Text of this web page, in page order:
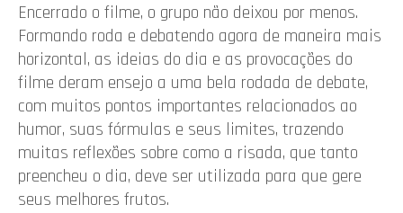
Encerrado o filme, o grupo não deixou por menos.
Formando roda e debatendo agora de maneira mais
horizontal, as ideias do dia e as provocações do
filme deram ensejo a uma bela rodada de debate,
com muitos pontos importantes relacionados ao
humor, suas fórmulas e seus limites, trazendo
muitas reflexões sobre como a risada, que tanto
preencheu o dia, deve ser utilizada para que gere
seus melhores frutos.